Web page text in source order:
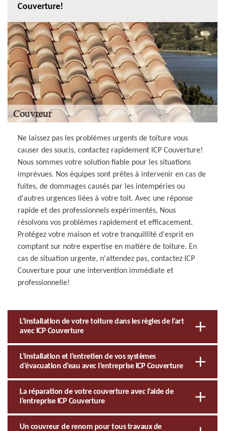
Couverture!
Ne laissez pas les problèmes urgents de toiture vous
causer des soucis, contactez rapidement ICP Couverture!
Nous sommes votre solution fiable pour les situations
imprévues. Nos équipes sont prêtes à intervenir en cas de
fuites, de dommages causés par les intempéries ou
d'autres urgences liées à votre toit. Avec une réponse
rapide et des professionnels expérimentés, Nous
résolvons vos problèmes rapidement et efficacement.
Protégez votre maison et votre tranquillité d'esprit en
comptant sur notre expertise en matière de toiture. En
cas de situation urgente, n'attendez pas, contactez ICP
Couverture pour une intervention immédiate et
professionnelle!
L’installation de votre toiture dans les règles de l’art
avec ICP Couverture
L’installation et l’entretien de vos systèmes
d’évacuation d’eau avec l’entreprise ICP Couverture
La réparation de votre couverture avec l’aide de
l’entreprise ICP Couverture
Un couvreur de renom pour tous travaux de